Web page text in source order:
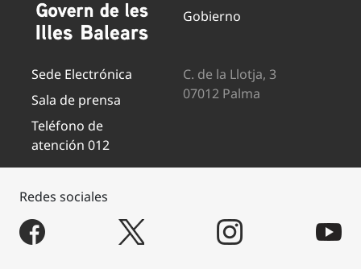
Gobierno
Sede Electrónica
Sala de prensa
Teléfono de
atención 012
C. de la Llotja, 3
07012 Palma
Redes sociales